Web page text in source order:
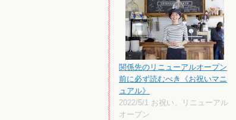
関係先のリニューアルオープン
前に必ず読むべき《お祝いマニ
ュアル》
2022/5/1 お祝い、リニューアル
オープン